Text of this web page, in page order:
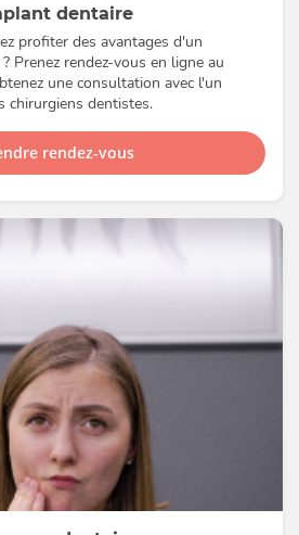
dentaire
profiter des avantages d'un
Prenez rendez-vous en ligne au
une consultation avec l'un
chirurgiens dentistes.
rendez-vous